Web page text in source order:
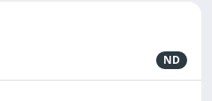
ND